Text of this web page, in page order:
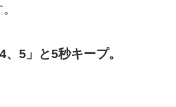
、5」と5秒キープ。